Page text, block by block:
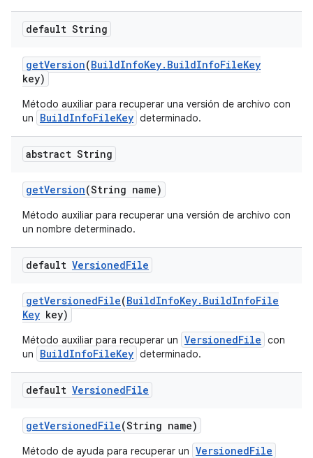
default String
getVersion(BuildInfoKey. BuildInfoFileKey
key)
Método auxiliar para recuperar una versión de archivo con
un
BuildInfoFileKey determinado.
abstract String
getVersion(String name)
Método auxiliar para recuperar una versión de archivo con
un nombre determinado.
default VersionedFile
getVersionedFile(BuildInfoKey. BuildInfoFile
Key key)
Método auxiliar para recuperar un VersionedFile con
un
BuildInfoFileKey determinado.
default VersionedFile
getVersionedFile(String name)
Método de ayuda para recuperar un VersionedFile